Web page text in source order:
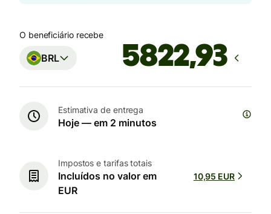
O beneficiário recebe
BRL
Estimativa de entrega
Hoje — em 2 minutos
Impostos e tarifas totais
Incluídos no valor em
EUR
10,95 EUR